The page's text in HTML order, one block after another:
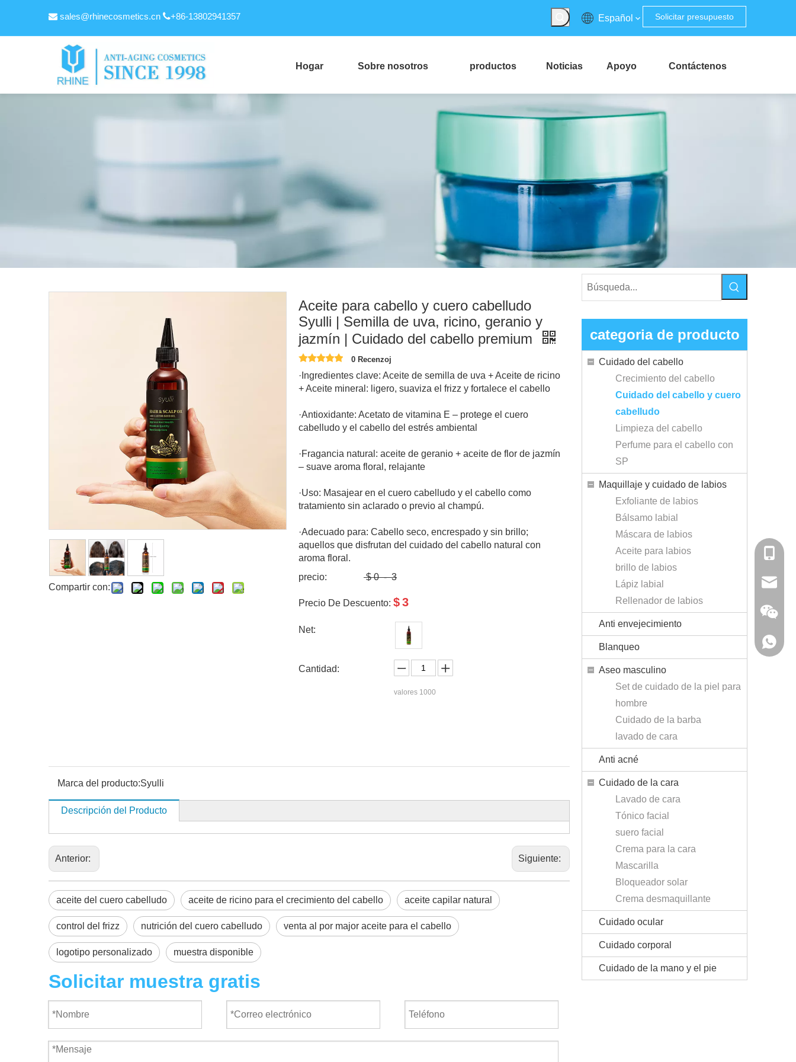
 sales@rhinecosmetics.cn +86-13802941357 Español Solicitar presupuesto
Hogar Sobre nosotros productos Noticias Apoyo Contáctenos
Compartir con:
Aceite para cabello y cuero cabelludo
Syulli | Semilla de uva, ricino, geranio y
jazmín | Cuidado del cabello premium
0 Recenzoj
·Ingredientes clave: Aceite de semilla de uva + Aceite de ricino
+ Aceite mineral: ligero, suaviza el frizz y fortalece el cabello
·Antioxidante: Acetato de vitamina E – protege el cuero
cabelludo y el cabello del estrés ambiental
·Fragancia natural: aceite de geranio + aceite de flor de jazmín
– suave aroma floral, relajante
·Uso: Masajear en el cuero cabelludo y el cabello como
tratamiento sin aclarado o previo al champú.
·Adecuado para: Cabello seco, encrespado y sin brillo;
aquellos que disfrutan del cuidado del cabello natural con
aroma floral.
precio:
$ 0 - 3
Precio De Descuento: $3
Net:
Cantidad:
valores 1000
Marca del producto:Syulli
Descripción del Producto
Anterior: Siguiente:
aceite del cuero cabelludo aceite de ricino para el crecimiento del cabello aceite capilar natural
control del frizz nutrición del cuero cabelludo venta al por major aceite para el cabello
logotipo personalizado muestra disponible
Solicitar muestra gratis
categoria de producto
Cuidado del cabello
Crecimiento del cabello
Cuidado del cabello y cuero
cabelludo
Limpieza del cabello
Perfume para el cabello con
SP
Maquillaje y cuidado de labios
Exfoliante de labios
Bálsamo labial
Máscara de labios
Aceite para labios
brillo de labios
Lápiz labial
Rellenador de labios
Anti envejecimiento
Blanqueo
Aseo masculino
Set de cuidado de la piel para
hombre
Cuidado de la barba
lavado de cara
Anti acné
Cuidado de la cara
Lavado de cara
Tónico facial
suero facial
Crema para la cara
Mascarilla
Bloqueador solar
Crema desmaquillante
Cuidado ocular
Cuidado corporal
Cuidado de la mano y el pie
+86-
+86-